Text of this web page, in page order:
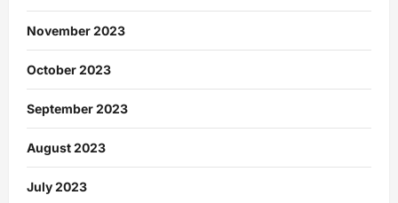
November 2023
October 2023
September 2023
August 2023
July 2023